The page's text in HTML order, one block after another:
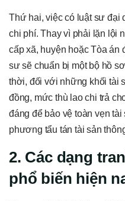
Thứ hai, việc có luật sư đại
chi phí. Thay vì phải lặn lội
cấp xã, huyện hoặc Tòa án
sư sẽ chuẩn bị một bộ hồ
thời, đối với những khối tài
đồng, mức thù lao chi trả
đáng để bảo vệ toàn vẹn
phương tẩu tán tài sản
2. Các dạng
phổ biến hiện